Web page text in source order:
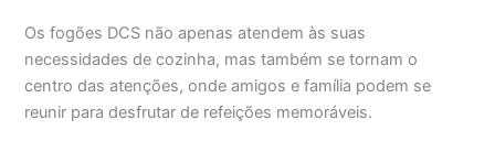
Os fogões DCS não apenas atendem às suas
necessidades de cozinha, mas também se tornam o
centro das atenções, onde amigos e família podem se
reunir para desfrutar de refeições memoráveis.